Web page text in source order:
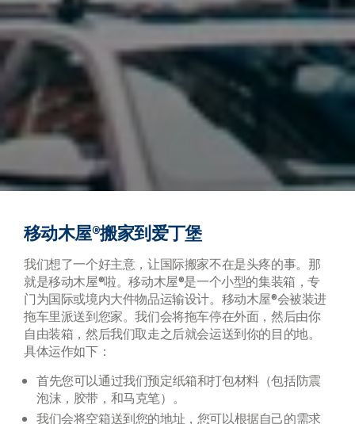
移动木屋®搬家到爱丁堡
我们想了一个好主意，让国际搬家不在是头疼的事。那
就是移动木屋®啦。移动木屋®是一个小型的集装箱，专
门为国际或境内大件物品运输设计。移动木屋®会被装进
拖车里派送到您家。我们会将拖车停在外面，然后由你
自由装箱，然后我们取走之后就会运送到你的目的地。
具体运作如下：
首先您可以通过我们预定纸箱和打包材料（包括防震
泡沫，胶带，和马克笔）。
我们会将空箱送到您的地址，您可以根据自己的需求